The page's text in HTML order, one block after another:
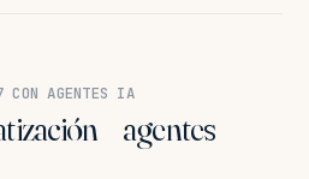
AGENTES IA
+ agentes